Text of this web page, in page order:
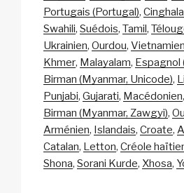
Portugais (Portugal)
Swahili Suédois Tamil
Ukrainien Ourdou Vietnamien
Khmer Malayalam Espagnol
Birman (Myanmar, Unicode)
Punjabi Gujarati Macédonien
Birman (Myanmar, Zawgyi)
Arménien
Islandais Croate
Catalan Letton Créole
Shona Sorani Kurde Xhosa